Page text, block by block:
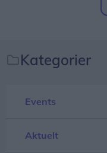
været et par større
en række små
Kategorier
Events
Aktuelt